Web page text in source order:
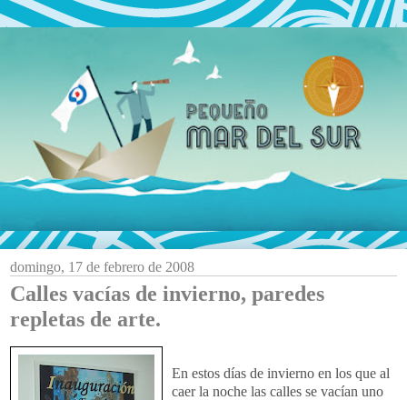
domingo, 17 de febrero de 2008
Calles vacías de invierno, paredes
repletas de arte.
En estos días de invierno en los que al
caer la noche las calles se vacían uno